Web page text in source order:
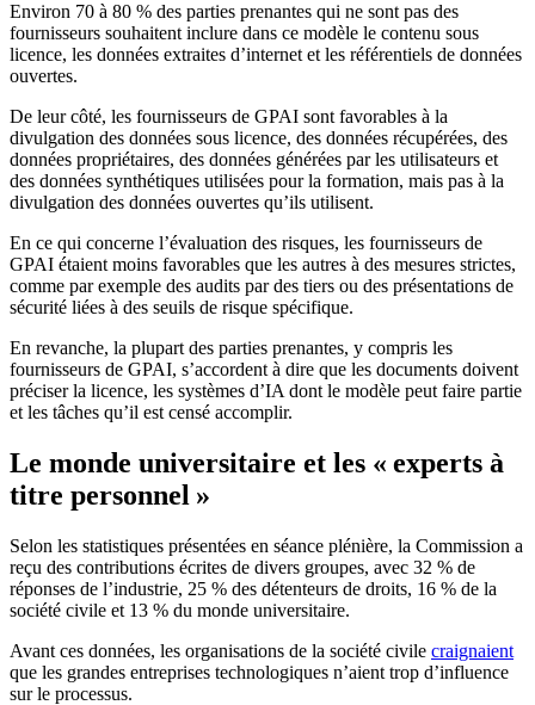
Environ 70 à 80 % des parties prenantes qui ne sont pas des
fournisseurs souhaitent inclure dans ce modèle le contenu sous
licence, les données extraites d’internet et les référentiels de données
ouvertes.
De leur côté, les fournisseurs de GPAI sont favorables à la
divulgation des données sous licence, des données récupérées, des
données propriétaires, des données générées par les utilisateurs et
des données synthétiques utilisées pour la formation, mais pas à la
divulgation des données ouvertes qu’ils utilisent.
En ce qui concerne l’évaluation des risques, les fournisseurs de
GPAI étaient moins favorables que les autres à des mesures strictes,
comme par exemple des audits par des tiers ou des présentations de
sécurité liées à des seuils de risque spécifique.
En revanche, la plupart des parties prenantes, y compris les
fournisseurs de GPAI, s’accordent à dire que les documents doivent
préciser la licence, les systèmes d’IA dont le modèle peut faire partie
et les tâches qu’il est censé accomplir.
Le monde universitaire et les « experts à
titre personnel »
Selon les statistiques présentées en séance plénière, la Commission a
reçu des contributions écrites de divers groupes, avec 32 % de
réponses de l’industrie, 25 % des détenteurs de droits, 16 % de la
société civile et 13 % du monde universitaire.
Avant ces données, les organisations de la société civile craignaient
que les grandes entreprises technologiques n’aient trop d’influence
sur le processus.